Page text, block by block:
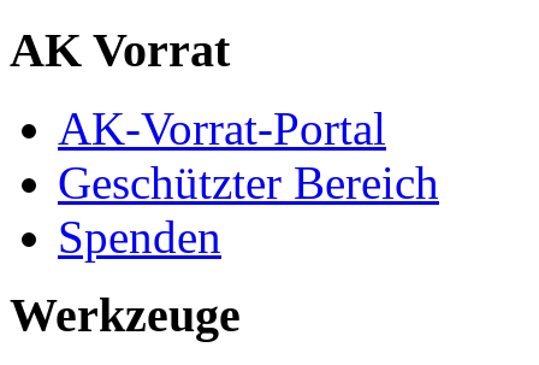
AK Vorrat
AK-Vorrat-Portal
Geschützter Bereich
Spenden
Werkzeuge